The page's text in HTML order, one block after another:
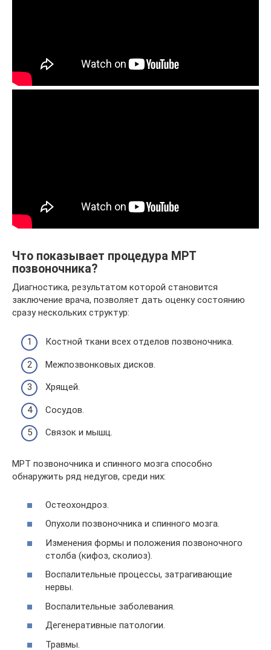
Что показывает процедура МРТ
позвоночника?
Диагностика, результатом которой становится
заключение врача, позволяет дать оценку состоянию
сразу нескольких структур:
Костной ткани всех отделов позвоночника.
Межпозвонковых дисков.
Хрящей.
Сосудов.
Связок и мышц.
МРТ позвоночника и спинного мозга способно
обнаружить ряд недугов, среди них:
Остеохондроз.
Опухоли позвоночника и спинного мозга.
Изменения формы и положения позвоночного
столба (кифоз, сколиоз).
Воспалительные процессы, затрагивающие
нервы.
Воспалительные заболевания.
Дегенеративные патологии.
Травмы.